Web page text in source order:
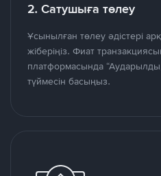
2. Сатушыға төлеу
Ұсынылған төлеу әдістері
жіберіңіз. Фиат
платформасында
түймесін басыңыз.